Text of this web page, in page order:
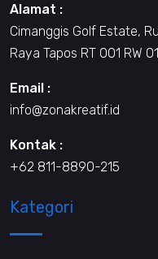
Alamat :
Cimanggis Golf Estate,
Raya Tapos RT 001 RW
Email :
info@zonakreatif.id
Kontak :
+62 811-8890-215
Kategori